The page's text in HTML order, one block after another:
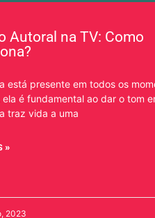
Autoral na TV: Como
está presente em todos os
ela é fundamental ao dar o tom
traz vida a uma
»
2023